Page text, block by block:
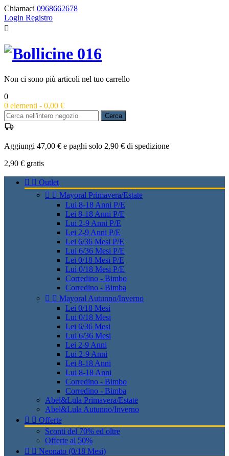
Chiamaci 0968662678
Login Registro

Non ci sono più articoli nel tuo carrello
0
0 elementi - 0,00 €
Cerca
Aggiungi 47,00 € e paghi solo 2,90 € di spedizione
2,90 € gratis
  Outlet
  Mayoral Primavera/Estate
Lui 8-18 Anni P/E
Lei 8-18 Anni P/E
Lui 2-9 Anni P/E
Lei 2-9 Anni P/E
Lei 6/36 Mesi P/E
Lui 6/36 Mesi P/E
Lei 0/18 Mesi P/E
Lui 0/18 Mesi P/E
Corredino - Bimbo
Corredino - Bimba
  Mayoral Autunno/Inverno
Lei 0/18 Mesi
Lui 0/18 Mesi
Lei 6/36 Mesi
Lui 6/36 Mesi
Lei 2-9 Anni
Lui 2-9 Anni
Lei 8-18 Anni
Lui 8-18 Anni
Corredino - Bimbo
Corredino - Bimba
Abel&Lula Primavera/Estate
Abel&Lula Autunno/Inverno
  Offerte
Sconti del 70% ed oltre
Offerte al 50%
  Neonato (0/18 Mesi)